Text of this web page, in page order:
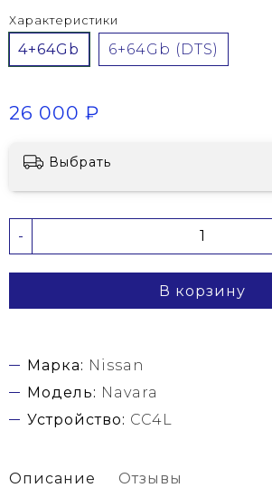
Характеристики
4+64Gb 6+64Gb (DTS)
26 000 ₽
Выбрать
-
В корзину
Марка: Nissan
Модель: Navara
Устройство: CC4L
Описание Отзывы